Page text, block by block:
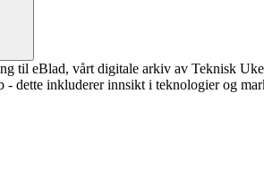
til eBlad, vårt digitale arkiv av Teknisk
inkluderer innsikt i teknologier og